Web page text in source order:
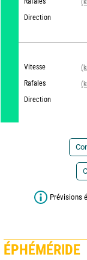
Direction
Vitesse
Rafales
Direction
Prévisions
ÉPHÉMÉRIDE